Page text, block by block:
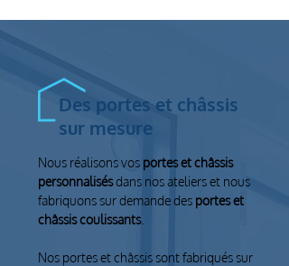
Des portes et châssis
sur mesure
Nous réalisons vos portes et châssis
personnalisésdans nos ateliers et nous
fabriquons sur demande des portes et
châssis coulissants.
Nos portes et châssis sont fabriqués sur